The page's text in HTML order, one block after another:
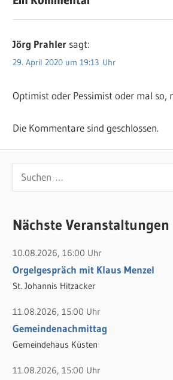
Jörg Prahler sagt:
29. April 2020 um 19:13 Uhr
Optimist oder Pessimist oder mal so,
Die Kommentare sind geschlossen.
u
h
n
n
a
c
h
:
Nächste Veranstaltungen
10.08.2026, 16:00 Uhr
Orgelgespräch mit Klaus Menzel
St. Johannis Hitzacker
11.08.2026, 15:00 Uhr
Gemeindenachmittag
Gemeindehaus Küsten
11.08.2026, 15:00 Uhr